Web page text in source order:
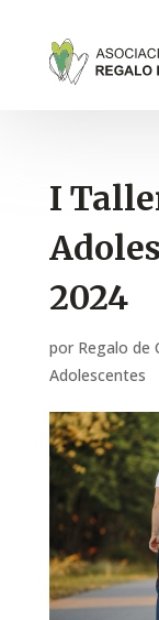
I
2024
por Regalo de
Adolescentes